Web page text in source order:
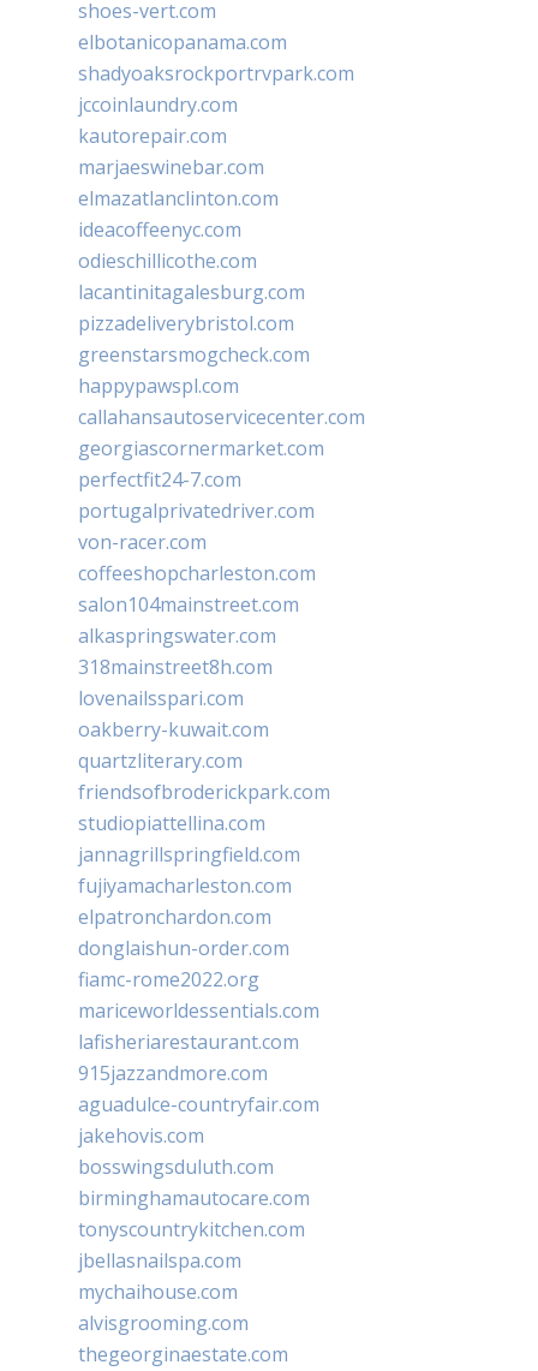
shoes-vert.com
elbotanicopanama.com
shadyoaksrockportrvpark.com
jccoinlaundry.com
kautorepair.com
marjaeswinebar.com
elmazatlanclinton.com
ideacoffeenyc.com
odieschillicothe.com
lacantinitagalesburg.com
pizzadeliverybristol.com
greenstarsmogcheck.com
happypawspl.com
callahansautoservicecenter.com
georgiascornermarket.com
perfectfit24-7.com
portugalprivatedriver.com
von-racer.com
coffeeshopcharleston.com
salon104mainstreet.com
alkaspringswater.com
318mainstreet8h.com
lovenailsspari.com
oakberry-kuwait.com
quartzliterary.com
friendsofbroderickpark.com
studiopiattellina.com
jannagrillspringfield.com
fujiyamacharleston.com
elpatronchardon.com
donglaishun-order.com
fiamc-rome2022.org
mariceworldessentials.com
lafisheriarestaurant.com
915jazzandmore.com
aguadulce-countryfair.com
jakehovis.com
bosswingsduluth.com
birminghamautocare.com
tonyscountrykitchen.com
jbellasnailspa.com
mychaihouse.com
alvisgrooming.com
thegeorginaestate.com